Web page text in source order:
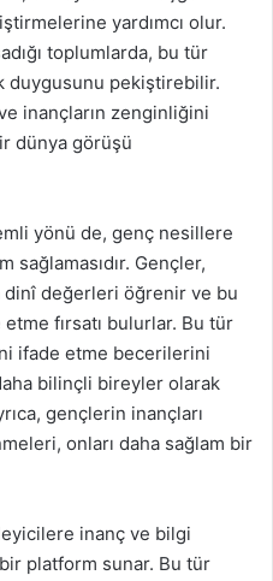
yardımcı olur.
toplumlarda, bu tür
duygusunu pekiştirebilir.
inançların zenginliğini
dünya görüşü
yönü de, genç nesillere
Gençler,
dinî değerleri öğrenir ve bu
fırsatı bulurlar. Bu tür
ifade etme becerilerini
bilinçli bireyler olarak
gençlerin inançları
onları daha sağlam bir
inanç ve bilgi
platform sunar. Bu tür